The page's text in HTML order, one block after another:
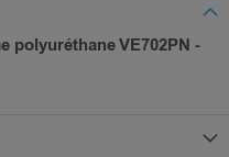
polyuréthane VE702PN -